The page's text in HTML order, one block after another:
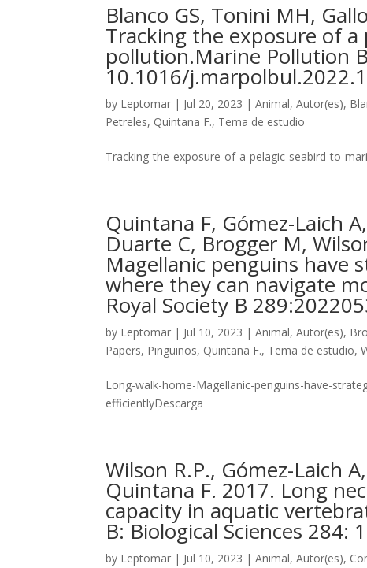
Blanco GS, Tonini MH,
Tracking the exposure of
pollution.Marine Pollution
10.1016/
by Leptomar | Jul 20, 2023 |Animal,Autor(es),
Petreles, Quintana F., Tema de estudio
Tracking-the-exposure-of-a-pelagic-seabird-to-
Quintana F, Gómez-Laich
Duarte C, Brogger M,
Magellanic penguins have
where they can navigate
Royal Society B
by Leptomar | Jul 10, 2023 |Animal,Autor(es),
Papers, Pingüinos, Quintana F., Tema de estudio,
Long-walk-home-Magellanic-penguins-have-
efficientlyDescarga
Wilson R.P., Gómez-Laich
Quintana F. 2017. Long
capacity in aquatic
B: Biological Sciences 284:
by Leptomar | Jul 10, 2023 |Animal,Autor(es),